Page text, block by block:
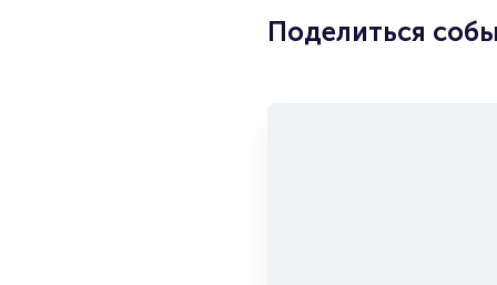
Поделиться